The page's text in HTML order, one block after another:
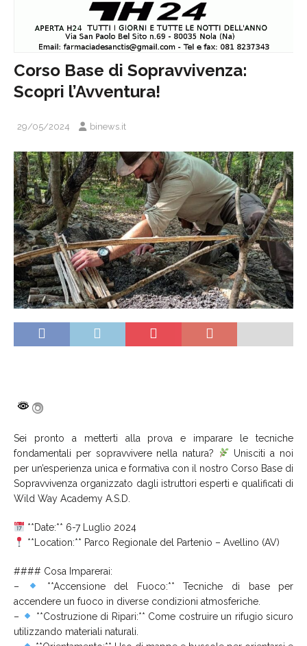
Corso Base di Sopravvivenza:
Scopri l’Avventura!
29/05/2024 binews.it
Sei pronto a metterti alla prova e imparare le tecniche
fondamentali per sopravvivere nella natura?
Unisciti a noi
per un’esperienza unica e formativa con il nostro Corso Base di
Sopravvivenza organizzato dagli istruttori esperti e qualificati di
Wild Way Academy A.S.D.
**Date:** 6-7 Luglio 2024
**Location:** Parco Regionale del Partenio – Avellino (AV)
#### Cosa Imparerai:
–
**Accensione del Fuoco:** Tecniche di base per
accendere un fuoco in diverse condizioni atmosferiche.
–
**Costruzione di Ripari:** Come costruire un rifugio sicuro
utilizzando materiali naturali.